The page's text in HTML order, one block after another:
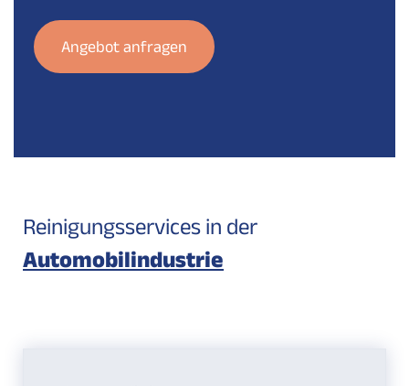
Angebot anfragen
Reinigungsservices in der
Automobilindustrie